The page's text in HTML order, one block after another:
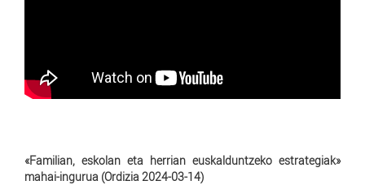
«Familian, eskolan eta herrian euskalduntzeko estrategiak»
mahai-ingurua (Ordizia 2024-03-14)